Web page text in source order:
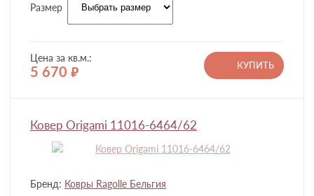
Размер
Цена за кв.м.:
5 670 руб.
КУПИТЬ
Ковер Origami 11016-6464/62
Бренд: Ковры Ragolle Бельгия